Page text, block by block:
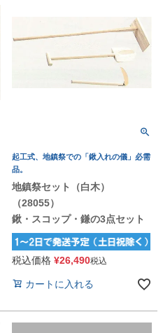
起工式、地鎮祭での「鍬入れの儀」必需
品。
地鎮祭セット（白木）
（28055）
鍬・スコップ・鎌の3点セット
税込価格 ¥26,490税込
カートに入れる